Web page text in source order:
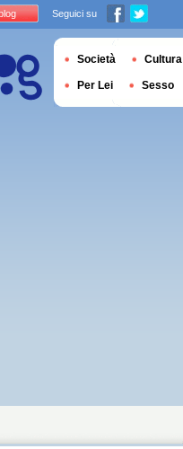
Seguici su
Società Cultura
Per Lei Sesso